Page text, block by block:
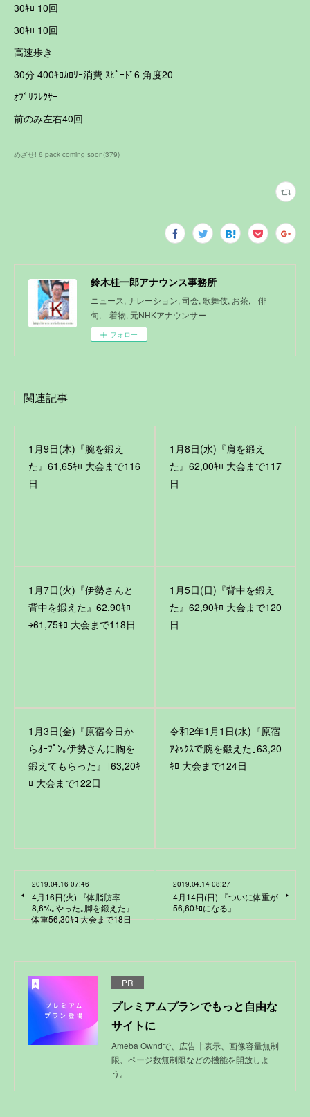
30ｷﾛ 10回
30ｷﾛ 10回
高速歩き
30分 400ｷﾛｶﾛﾘｰ消費 ｽﾋﾟｰﾄﾞ6 角度20
ｵﾌﾞﾘﾌﾚｸｻｰ
前のみ左右40回
めざせ! 6 pack coming soon(379)
鈴木桂一郎アナウンス事務所
ニュース, ナレーション, 司会, 歌舞伎, お茶, 俳
句, 着物, 元NHKアナウンサー
フォロー
関連記事
1月9日(木)『腕を鍛え
た』61,65ｷﾛ 大会まで116
日
1月8日(水)『肩を鍛え
た』62,00ｷﾛ 大会まで117
日
1月7日(火)『伊勢さんと
背中を鍛えた』62,90ｷﾛ
￫61,75ｷﾛ 大会まで118日
1月5日(日)『背中を鍛え
た』62,90ｷﾛ 大会まで120
日
1月3日(金)『原宿今日か
らｵｰﾌﾟﾝ｡伊勢さんに胸を
鍛えてもらった』｣63,20ｷ
ﾛ 大会まで122日
令和2年1月1日(水)『原宿
ｱﾈｯｸｽで腕を鍛えた｣63,20
ｷﾛ 大会まで124日
2019.04.16 07:46
4月16日(火) 『体脂肪率
8,6%｡やった｡脚を鍛えた』
体重56,30ｷﾛ 大会まで18日
2019.04.14 08:27
4月14日(日) 『ついに体重が
56,60ｷﾛになる』
PR
プレミアムプランでもっと自由な
サイトに
Ameba Owndで、広告非表示、画像容量無制
限、ページ数無制限などの機能を開放しよ
う。